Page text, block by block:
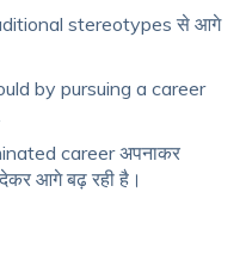
stereotypes से आगे
by pursuing a career
career अपनाकर
आगे बढ़ रही है।